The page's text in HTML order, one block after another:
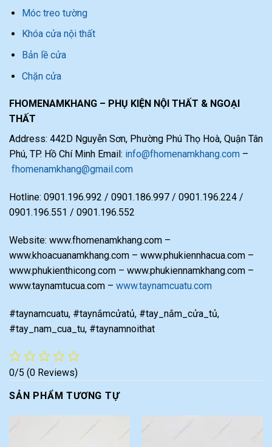
Móc treo tường
Khóa cửa nội thất
Bản lề cửa
Chặn cửa
FHOMENAMKHANG – PHỤ KIỆN NỘI THẤT & NGOẠI
THẤT
Address: 442D Nguyễn Sơn, Phường Phú Thọ Hoà, Quận Tân
Phú, TP. Hồ Chí Minh Email: info@fhomenamkhang.com –
fhomenamkhang@gmail.com
Hotline: 0901.196.992 / 0901.186.997 / 0901.196.224 /
0901.196.551 / 0901.196.552
Website: www.fhomenamkhang.com –
www.khoacuanamkhang.com – www.phukiennhacua.com –
www.phukienthicong.com – www.phukiennamkhang.com –
www.taynamtucua.com – www.taynamcuatu.com
#taynamcuatu, #taynắmcửatủ, #tay_nắm_cửa_tủ,
#tay_nam_cua_tu, #taynamnoithat
0/5 (0 Reviews)
SẢN PHẨM TƯƠNG TỰ